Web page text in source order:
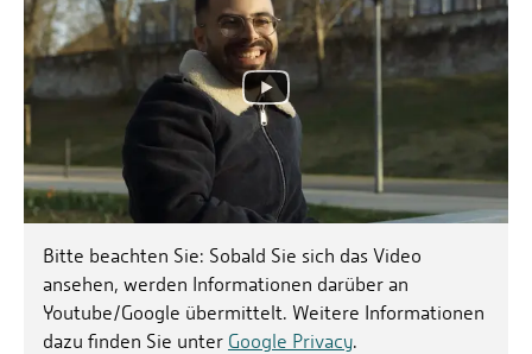
Bitte beachten Sie: Sobald Sie sich das Video
ansehen, werden Informationen darüber an
Youtube/Google übermittelt. Weitere Informationen
dazu finden Sie unter Google Privacy.